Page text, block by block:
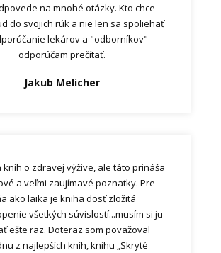
na mnohé otázky. Kto chce
do svojich rúk a nie len sa spoliehať
lekárov a "odborníkov"
odporúčam prečítať.
Jakub Melicher
kníh o zdravej výžive, ale táto prináša
a veľmi zaujímavé poznatky. Pre
ako laika je kniha dosť zložitá
všetkých súvislostí...musím si ju
ešte raz. Doteraz som považoval
z najlepších kníh, knihu „Skryté